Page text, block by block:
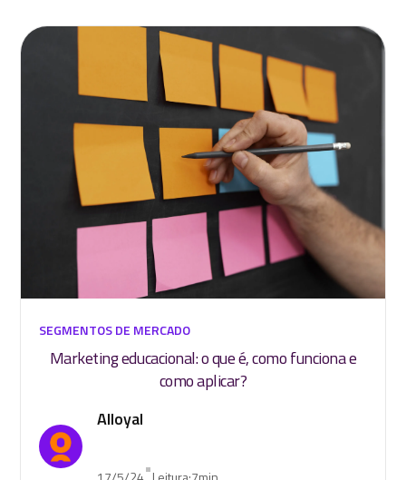
SEGMENTOS DE MERCADO
Marketing educacional: o que é, como funciona e
como aplicar?
Alloyal
•